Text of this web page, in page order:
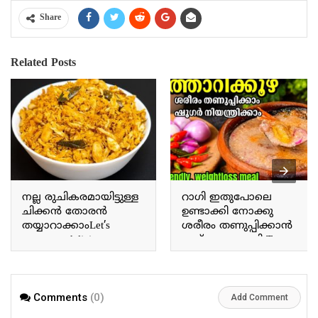
Share
Related Posts
നല്ല രുചികരമായിട്ടുള്ള
ചിക്കൻ തോരൻ
തയ്യാറാക്കാംLet’s
prepare a delicious
chicken thoran.
റാഗി ഇതുപോലെ
ഉണ്ടാക്കി നോക്കു
ശരീരം തണുപ്പിക്കാൻ
ഇത് മാത്രം മതി Try
making ragi this way; this
Comments (0) Add Comment